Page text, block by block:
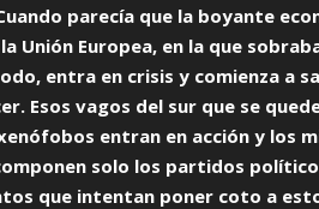
parecía que la boyante
Unión Europea, en la que
entra en crisis y comienza a
Esos vagos del sur que se
entran en acción y los
solo los partidos
que intentan poner coto a